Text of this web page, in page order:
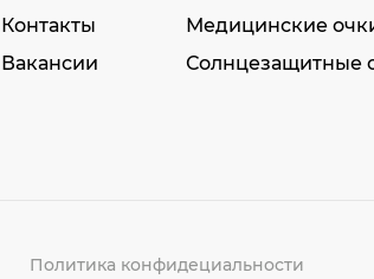
Контакты
Вакансии
Медицинские
Солнцезащитные
Политика конфидециальности